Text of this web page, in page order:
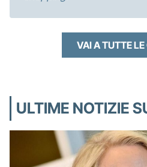
VAI A TUTTE
ULTIME NOTIZIE